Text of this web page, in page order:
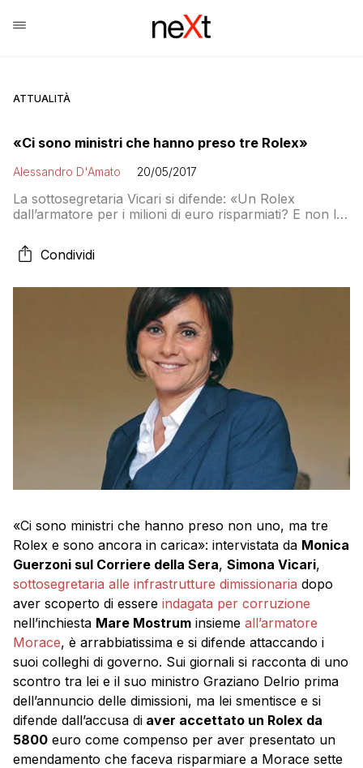
ATTUALITÀ
«Ci sono ministri che hanno preso tre Rolex»
Alessandro D'Amato 20/05/2017
La sottosegretaria Vicari si difende: «Un Rolex
dall’armatore per i milioni di euro risparmiati? E non le
Mostrum e la rete di Morace: dalle automobili ai
biglietti per lo stadio. Le accuse a Crocetta
Condividi
«Ci sono ministri che hanno preso non uno, ma tre
Rolex e sono ancora in carica»: intervistata da Monica
Guerzoni sul Corriere della Sera, Simona Vicari,
sottosegretaria alle infrastrutture dimissionaria dopo
aver scoperto di essere indagata per corruzione
nell’inchiesta Mare Mostrum insieme all’armatore
Morace, è arrabbiatissima e si difende attaccando i
suoi colleghi di governo. Sui giornali si racconta di uno
scontro tra lei e il suo ministro Graziano Delrio prima
dell’annuncio delle dimissioni, ma lei smentisce e si
difende dall’accusa di aver accettato un Rolex da
5800 euro come compenso per aver presentato un
emendamento che faceva risparmiare a Morace sette